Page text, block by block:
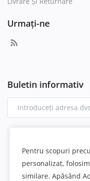
Urmați-ne
Buletin informativ
Pentru scopuri
personalizat,
similare. Apăsând